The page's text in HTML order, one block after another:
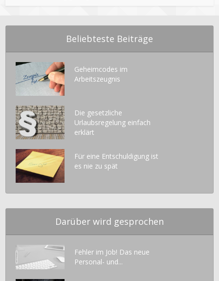
Beliebteste Beiträge
Geheimcodes im
Arbeitszeugnis
Die gesetzliche
Urlaubsregelung einfach
erklärt
Für eine Entschuldigung ist
es nie zu spät
Darüber wird gesprochen
Fehler im Job! Das neue
Personal- und...